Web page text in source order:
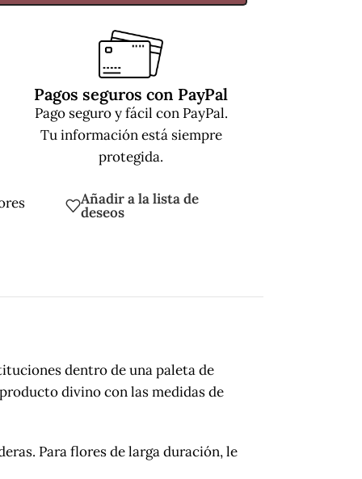
Pagos seguros con PayPal
Pago seguro y fácil con PayPal.
Tu información está siempre
protegida.
Añadir a la lista de
deseos
dentro de una paleta de
divino con las medidas de
Para flores de larga duración, le